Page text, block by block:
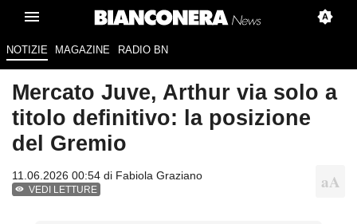
NOTIZIE MAGAZINE RADIO BN
Mercato Juve, Arthur via solo a
titolo definitivo: la posizione
del Gremio
11.06.2026 00:54 di Fabiola Graziano
VEDI LETTURE